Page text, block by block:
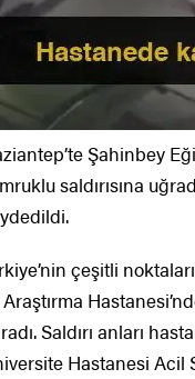
Şahinbey
saldırısına
çeşitli
Saldırı anları
Hastanesi Acil